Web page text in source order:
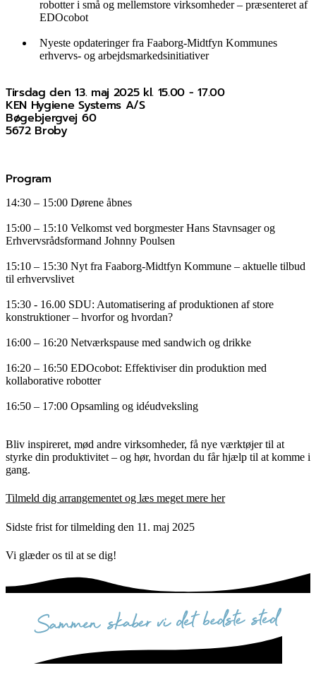
robotter i små og mellemstore virksomheder – præsenteret af
EDOcobot
Nyeste opdateringer fra Faaborg-Midtfyn Kommunes
erhvervs- og arbejdsmarkedsinitiativer
Tirsdag den 13. maj 2025 kl. 15.00 - 17.00
KEN Hygiene Systems A/S
Bøgebjergvej 60
5672 Broby
Program
14:30 – 15:00 Dørene åbnes
15:00 – 15:10 Velkomst ved borgmester Hans Stavnsager og
Erhvervsrådsformand Johnny Poulsen
15:10 – 15:30 Nyt fra Faaborg-Midtfyn Kommune – aktuelle tilbud
til erhvervslivet
15:30 - 16.00 SDU: Automatisering af produktionen af store
konstruktioner – hvorfor og hvordan?
16:00 – 16:20 Netværkspause med sandwich og drikke
16:20 – 16:50 EDOcobot: Effektiviser din produktion med
kollaborative robotter
16:50 – 17:00 Opsamling og idéudveksling
Bliv inspireret, mød andre virksomheder, få nye værktøjer til at
styrke din produktivitet – og hør, hvordan du får hjælp til at komme i
gang.
Tilmeld dig arrangementet og læs meget mere her
Sidste frist for tilmelding den 11. maj 2025
Vi glæder os til at se dig!
sammen skaber vi det bedste sted